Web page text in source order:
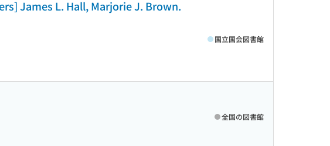
James L. Hall, Marjorie J. Brown.
国立国会図書館
全国の図書館